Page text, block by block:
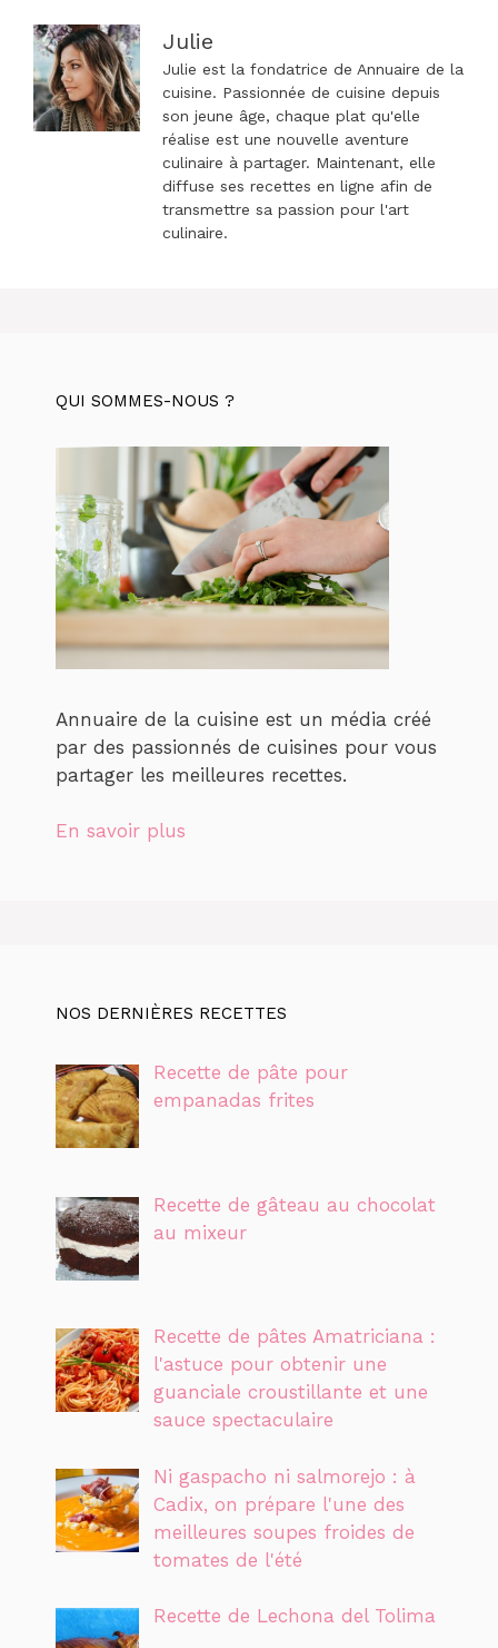
Julie
Julie est la fondatrice de Annuaire de la
cuisine. Passionnée de cuisine depuis
son jeune âge, chaque plat qu'elle
réalise est une nouvelle aventure
culinaire à partager. Maintenant, elle
diffuse ses recettes en ligne afin de
transmettre sa passion pour l'art
culinaire.
QUI SOMMES-NOUS ?
Annuaire de la cuisine est un média créé
par des passionnés de cuisines pour vous
partager les meilleures recettes.
En savoir plus
NOS DERNIÈRES RECETTES
Recette de pâte pour
empanadas frites
Recette de gâteau au chocolat
au mixeur
Recette de pâtes Amatriciana :
l'astuce pour obtenir une
guanciale croustillante et une
sauce spectaculaire
Ni gaspacho ni salmorejo : à
Cadix, on prépare l'une des
meilleures soupes froides de
tomates de l'été
Recette de Lechona del Tolima